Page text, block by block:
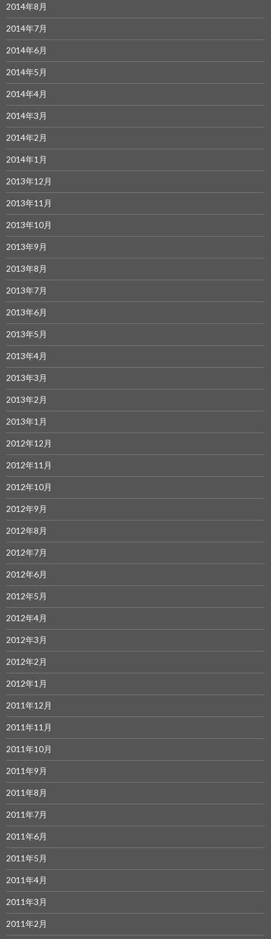
2014年8月
2014年7月
2014年6月
2014年5月
2014年4月
2014年3月
2014年2月
2014年1月
2013年12月
2013年11月
2013年10月
2013年9月
2013年8月
2013年7月
2013年6月
2013年5月
2013年4月
2013年3月
2013年2月
2013年1月
2012年12月
2012年11月
2012年10月
2012年9月
2012年8月
2012年7月
2012年6月
2012年5月
2012年4月
2012年3月
2012年2月
2012年1月
2011年12月
2011年11月
2011年10月
2011年9月
2011年8月
2011年7月
2011年6月
2011年5月
2011年4月
2011年3月
2011年2月